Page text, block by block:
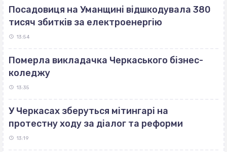
Посадовиця на Уманщині відшкодувала 380
тисяч збитків за електроенергію
13:54
Померла викладачка Черкаського бізнес-
коледжу
13:35
У Черкасах зберуться мітингарі на
протестну ходу за діалог та реформи
13:19